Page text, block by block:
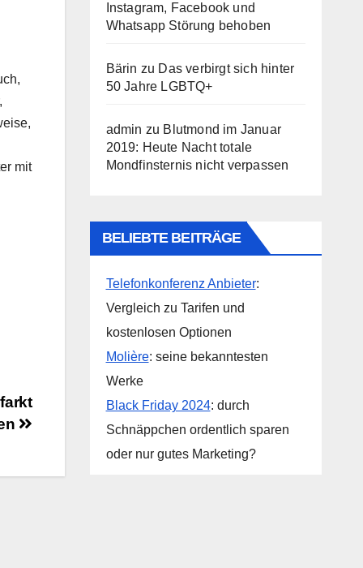
mit
Instagram, Facebook und
Whatsapp Störung behoben
Bärin zu Das verbirgt sich hinter
50 Jahre LGBTQ+
admin zu Blutmond im Januar
2019: Heute Nacht totale
Mondfinsternis nicht verpassen
BELIEBTE BEITRÄGE
Telefonkonferenz Anbieter:
Vergleich zu Tarifen und
kostenlosen Optionen
Molière: seine bekanntesten
Werke
Black Friday 2024: durch
Schnäppchen ordentlich sparen
oder nur gutes Marketing?